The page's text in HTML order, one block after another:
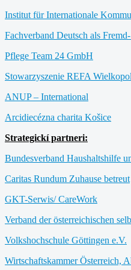
Institut für Internationale
Fachverband Deutsch als
Pflege Team 24 GmbH
Stowarzyszenie REFA
ANUP – International
Arcidiecézna charita Košice
Strategickí partneri:
Bundesverband Haushaltshilfe
Caritas Rundum Zuhause betreut
GKT-Serwis/ CareWork
Verband der österreichischen
Volkshochschule Göttingen e.V.
Wirtschaftskammer Österreich,